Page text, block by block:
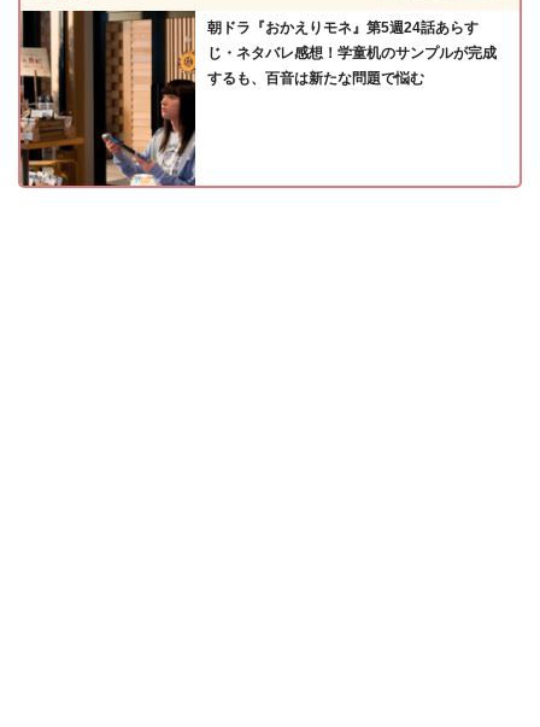
朝ドラ『おかえりモネ』第5週24話あらす
じ・ネタバレ感想！学童机のサンプルが完成
するも、百音は新たな問題で悩む